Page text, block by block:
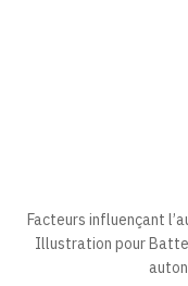
Facteurs influençant
Illustration pour